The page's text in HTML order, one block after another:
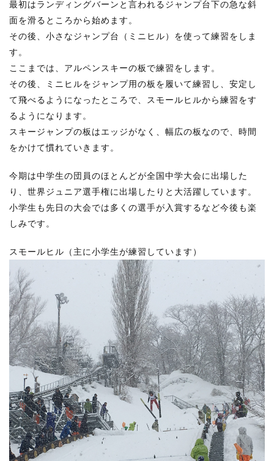
最初はランディングバーンと言われるジャンプ台下の急な斜
面を滑るところから始めます。
その後、小さなジャンプ台（ミニヒル）を使って練習をしま
す。
ここまでは、アルペンスキーの板で練習をします。
その後、ミニヒルをジャンプ用の板を履いて練習し、安定し
て飛べるようになったところで、スモールヒルから練習をす
るようになります。
スキージャンプの板はエッジがなく、幅広の板なので、時間
をかけて慣れていきます。
今期は中学生の団員のほとんどが全国中学大会に出場した
り、世界ジュニア選手権に出場したりと大活躍しています。
小学生も先日の大会では多くの選手が入賞するなど今後も楽
しみです。
スモールヒル（主に小学生が練習しています）